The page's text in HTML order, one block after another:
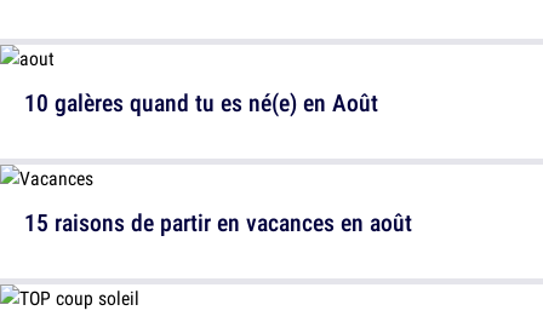
10 galères quand tu es né(e) en Août
15 raisons de partir en vacances en août